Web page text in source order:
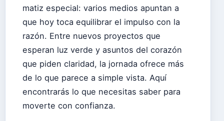
matiz especial: varios medios apuntan a
que hoy toca equilibrar el impulso con la
razón. Entre nuevos proyectos que
esperan luz verde y asuntos del corazón
que piden claridad, la jornada ofrece más
de lo que parece a simple vista. Aquí
encontrarás lo que necesitas saber para
moverte con confianza.